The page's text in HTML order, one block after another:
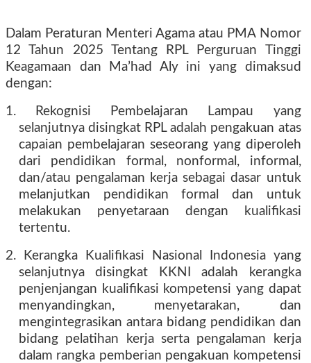
Dalam Peraturan Menteri Agama atau PMA Nomor
12 Tahun 2025 Tentang RPL Perguruan Tinggi
Keagamaan dan Ma’had Aly ini yang dimaksud
dengan:
1. Rekognisi Pembelajaran Lampau yang
selanjutnya disingkat RPL adalah pengakuan atas
capaian pembelajaran seseorang yang diperoleh
dari pendidikan formal, nonformal, informal,
dan/atau pengalaman kerja sebagai dasar untuk
melanjutkan pendidikan formal dan untuk
melakukan penyetaraan dengan kualifikasi
tertentu.
2. Kerangka Kualifikasi Nasional Indonesia yang
selanjutnya disingkat KKNI adalah kerangka
penjenjangan kualifikasi kompetensi yang dapat
menyandingkan, menyetarakan, dan
mengintegrasikan antara bidang pendidikan dan
bidang pelatihan kerja serta pengalaman kerja
dalam rangka pemberian pengakuan kompetensi